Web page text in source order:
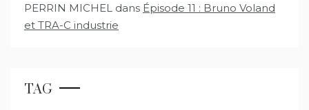
PERRIN MICHEL dans Épisode 11 : Bruno Voland
et TRA-C industrie
TAG